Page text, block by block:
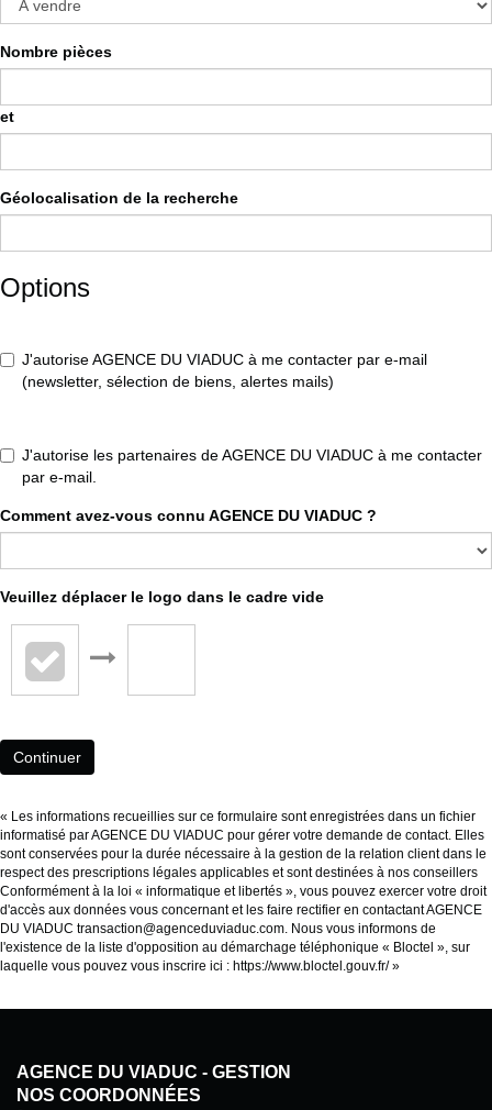
Nombre pièces
et
Géolocalisation de la recherche
Options
J'autorise AGENCE DU VIADUC à me contacter par e-mail
(newsletter, sélection de biens, alertes mails)
J'autorise les partenaires de AGENCE DU VIADUC à me contacter
par e-mail.
Comment avez-vous connu AGENCE DU VIADUC ?
Veuillez déplacer le logo dans le cadre vide
Continuer
« Les informations recueillies sur ce formulaire sont enregistrées dans un fichier
informatisé par AGENCE DU VIADUC pour gérer votre demande de contact. Elles
sont conservées pour la durée nécessaire à la gestion de la relation client dans le
respect des prescriptions légales applicables et sont destinées à nos conseillers
Conformément à la loi « informatique et libertés », vous pouvez exercer votre droit
d'accès aux données vous concernant et les faire rectifier en contactant AGENCE
DU VIADUC transaction@agenceduviaduc.com. Nous vous informons de
l'existence de la liste d'opposition au démarchage téléphonique « Bloctel », sur
laquelle vous pouvez vous inscrire ici : https://www.bloctel.gouv.fr/»
AGENCE DU VIADUC - GESTION
NOS COORDONNÉES